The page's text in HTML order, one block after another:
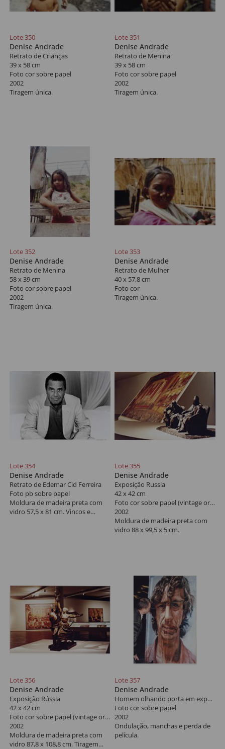
Lote 350
Denise Andrade
Retrato de Crianças
39 x 58 cm
Foto cor sobre papel
2002
Tiragem única.
Lote 351
Denise Andrade
Retrato de Menina
39 x 58 cm
Foto cor sobre papel
2002
Tiragem única.
Lote 352
Denise Andrade
Retrato de Menina
58 x 39 cm
Foto cor sobre papel
2002
Tiragem única.
Lote 353
Denise Andrade
Retrato de Mulher
40 x 57,8 cm
Foto cor
Tiragem única.
Lote 354
Denise Andrade
Retrato de Edemar Cid Ferreira
Foto pb sobre papel
Moldura de madeira preta com
vidro 57,5 x 81 cm. Vincos e
Lote 355
Denise Andrade
Exposição Russia
42 x 42 cm
Foto cor sobre papel (vintage original)
2002
Moldura de madeira preta com
vidro 88 x 99,5 x 5 cm.
Lote 356
Denise Andrade
Exposição Rússia
42 x 42 cm
Foto cor sobre papel (vintage original)
2002
Moldura de madeira preta com
vidro 87,8 x 108,8 cm. Tiragem
Lote 357
Denise Andrade
Homem olhando porta em exposição
Foto cor sobre papel
2002
Ondulação, manchas e perda de
película.